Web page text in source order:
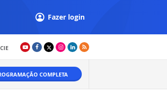
Fazer login
COMPLETA